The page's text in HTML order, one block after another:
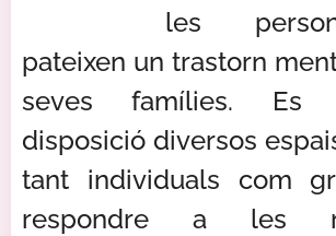
les
pateixen un trastorn
seves famílies. Es
disposició diversos
tant individuals com
respondre a les